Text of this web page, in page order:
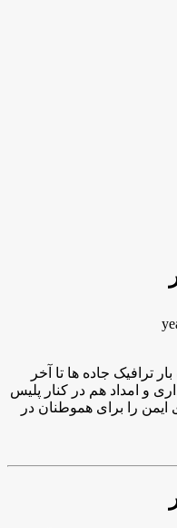
ترافیک جاده ها تا آخر
و امداد هم در کنار پلیس
را برای هموطنان در